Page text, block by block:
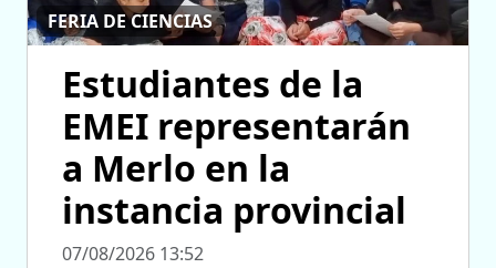
FERIA DE CIENCIAS
Estudiantes de la
EMEI representarán
a Merlo en la
instancia provincial
07/08/2026 13:52